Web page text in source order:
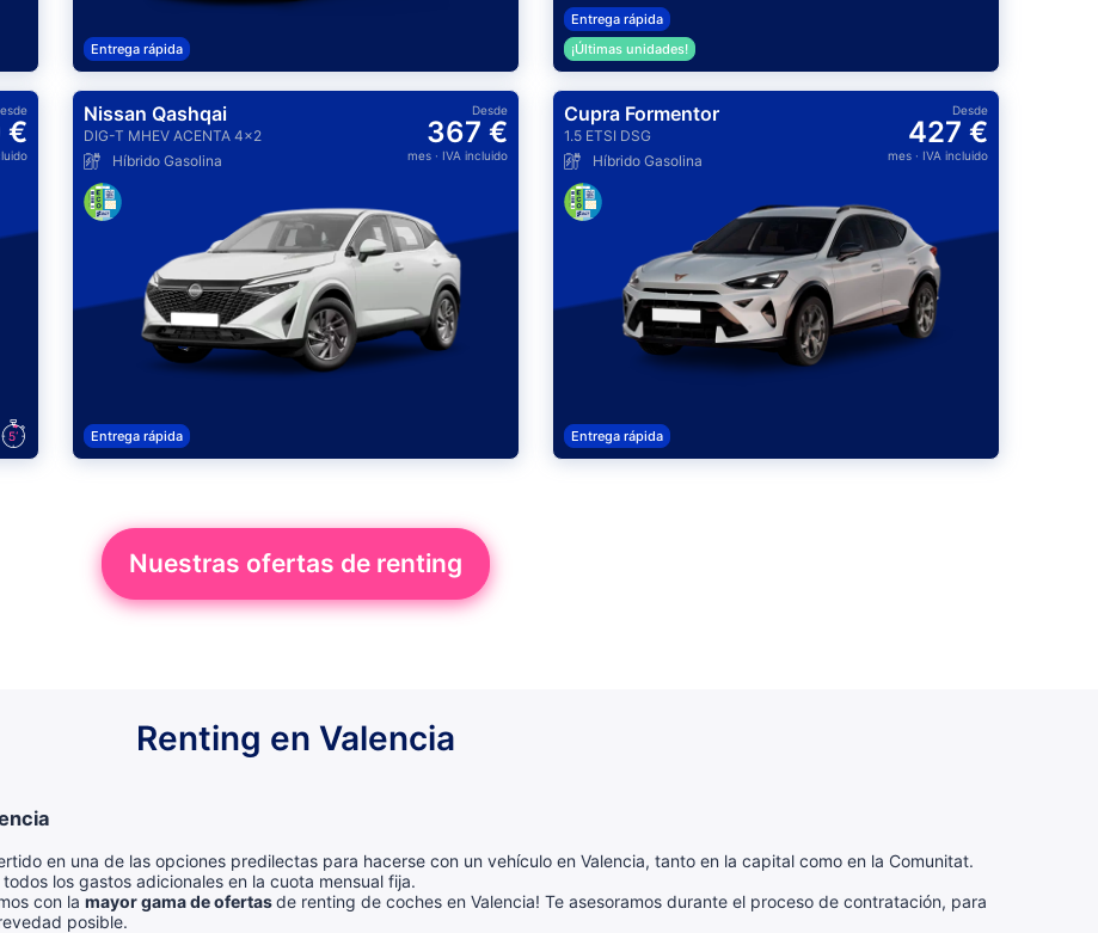
Entrega rápida
Entrega rápida
¡Últimas unidades!
€
Nissan Qashqai
DIG-T MHEV ACENTA 4x2
Híbrido Gasolina
Desde
367 €
mes· IVA incluido
Entrega rápida
Cupra Formentor
1.5 ETSI DSG
Híbrido Gasolina
Desde
427 €
mes· IVA incluido
Entrega rápida
Nuestras ofertas de renting
Renting en Valencia
en una de las opciones predilectas para hacerse con un vehículo en Valencia, tanto en la capital como en la Comunitat.
los gastos adicionales en la cuota mensual fija.
con la mayor gama de ofertasde renting de coches en Valencia! Te asesoramos durante el proceso de contratación, para
posible.